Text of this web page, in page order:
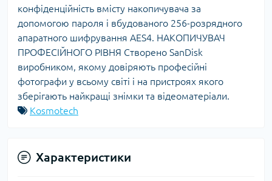
конфіденційність вмісту накопичувача за
допомогою пароля і вбудованого 256-розрядного
апаратного шифрування AES4. НАКОПИЧУВАЧ
ПРОФЕСІЙНОГО РІВНЯ Створено SanDisk
виробником, якому довіряють професійні
фотографи у всьому світі і на пристроях якого
зберігають найкращі знімки та відеоматеріали.
Kosmotech
Характеристики